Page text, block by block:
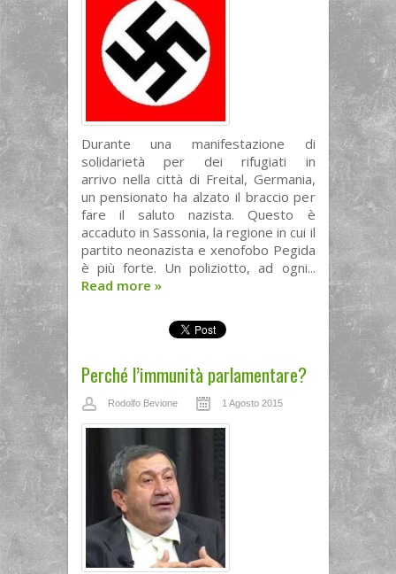
Durante una manifestazione di
solidarietà per dei rifugiati in
arrivo nella città di Freital, Germania,
un pensionato ha alzato il braccio per
fare il saluto nazista. Questo è
accaduto in Sassonia, la regione in cui il
partito neonazista e xenofobo Pegida
è più forte. Un poliziotto, ad ogni...
Read more »
Perché l’immunità parlamentare?
Rodolfo Bevione 1 Agosto 2015